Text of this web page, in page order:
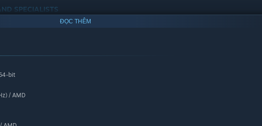
SPECIALISTS
character classes and specializations: hold your ground with the Crusader
bring in your finesse and cunning with the Death Cult Assassin background, or
ĐỌC THÊM
bit
/ AMD